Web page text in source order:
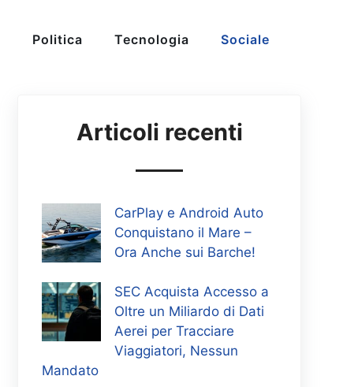
Politica Tecnologia Sociale
Articoli recenti
CarPlay e Android Auto
Conquistano il Mare –
Ora Anche sui Barche!
SEC Acquista Accesso a
Oltre un Miliardo di Dati
Aerei per Tracciare
Viaggiatori, Nessun
Mandato